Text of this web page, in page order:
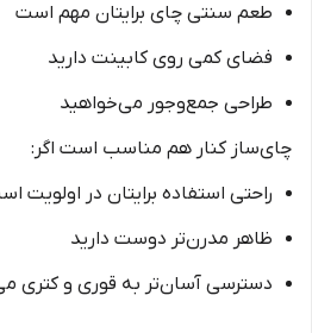
طعم سنتی چای برایتان مهم است
فضای کمی روی کابینت دارید
طراحی جمع‌وجور می‌خواهید
چای‌ساز کنار هم مناسب است اگر:
راحتی استفاده برایتان در اولویت
ظاهر مدرن‌تر دوست دارید
دسترسی آسان‌تر به قوری و کتری